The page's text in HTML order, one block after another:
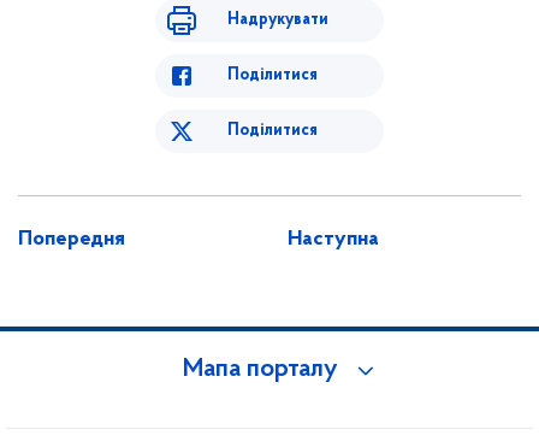
Надрукувати
Поділитися
Поділитися
Попередня Наступна
Мапа порталу